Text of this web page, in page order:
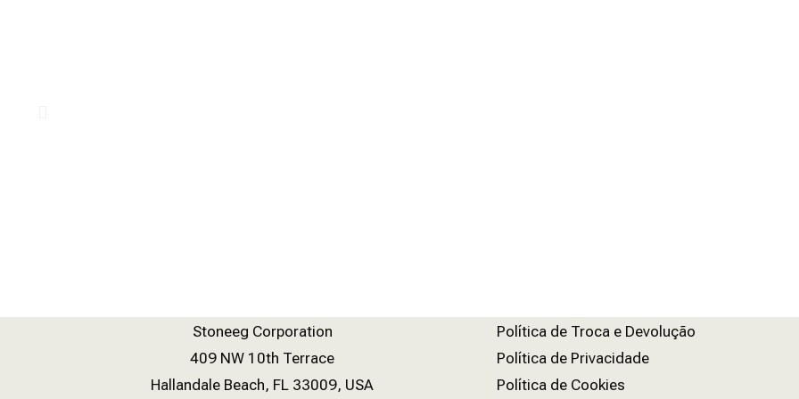
Stoneeg Corporation
409 NW 10th Terrace
Hallandale Beach, FL 33009, USA
Política de Troca e Devolução
Política de Privacidade
Política de Cookies